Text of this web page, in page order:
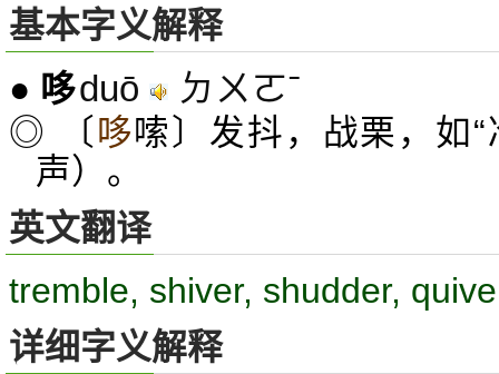
基本字义解释
● 哆duō ㄉㄨㄛˉ
◎ 〔 哆嗦〕发抖，战栗，如
声）。
英文翻译
tremble, shiver, shudder,
详细字义解释